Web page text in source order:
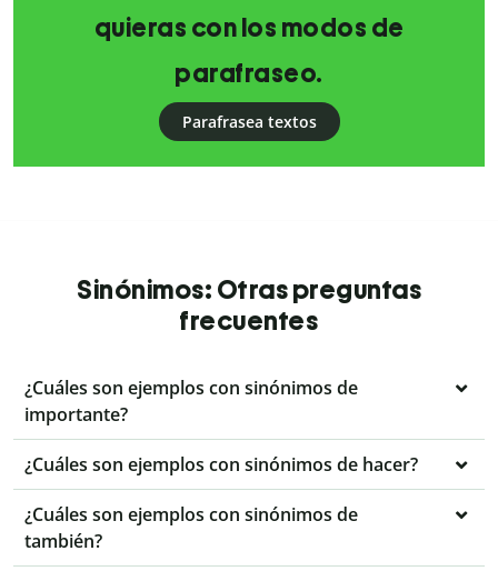
quieras con los modos de
parafraseo.
Parafrasea textos
Sinónimos: Otras preguntas
frecuentes
¿Cuáles son ejemplos con sinónimos de
importante?
¿Cuáles son ejemplos con sinónimos de hacer?
¿Cuáles son ejemplos con sinónimos de
también?